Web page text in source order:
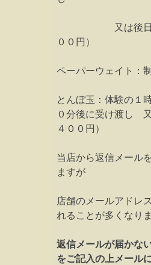
又は後日配
００円）
ペーパーウェイト：
とんぼ玉：体験の１
０分後に受け渡し
４００円）
当店から返信メール
ますが
店舗のメールアドレ
れることが多くなり
返信メールが届かな
をご記入の上メール